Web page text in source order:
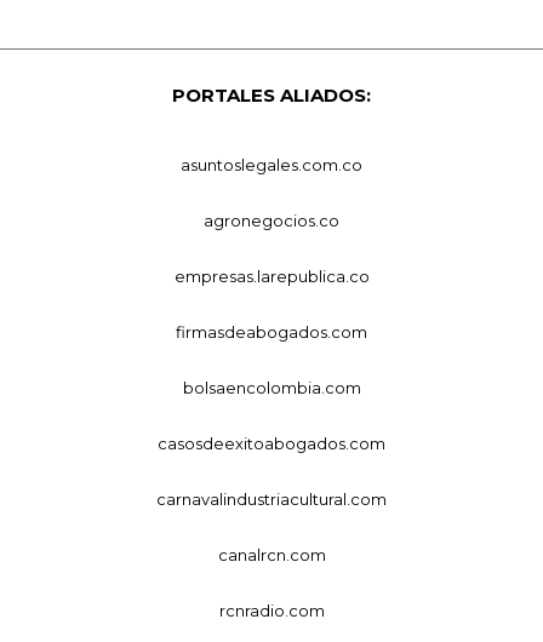
PORTALES ALIADOS:
asuntoslegales.com.co
agronegocios.co
empresas.larepublica.co
firmasdeabogados.com
bolsaencolombia.com
casosdeexitoabogados.com
carnavalindustriacultural.com
canalrcn.com
rcnradio.com